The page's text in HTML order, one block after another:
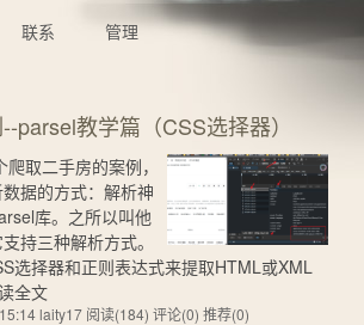
联系 管理
parsel教学篇（CSS选择器）
取二手房的案例，
据的方式：解析神
库。之所以叫他
持三种解析方式。
选择器和正则表达式来提取HTML或XML
全文
laity17 阅读(184) 评论(0) 推荐(0)